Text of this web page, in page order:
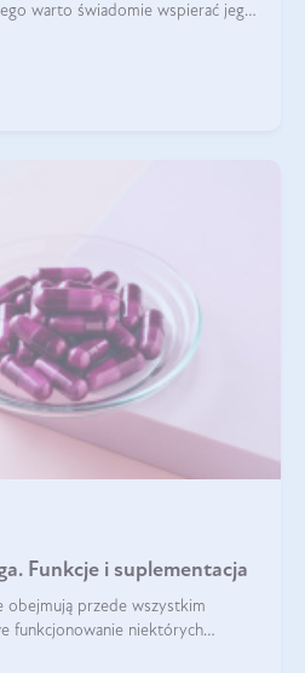
warto świadomie wspierać jego
Funkcje i suplementacja
obejmują przede wszystkim
funkcjonowanie niektórych